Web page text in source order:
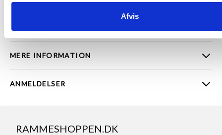
Afvis
både god kvalitet og til fornuftige priser.
Der er ikke returret på rammer lavet efter mål.
MERE INFORMATION
ANMELDELSER
RAMMESHOPPEN.DK